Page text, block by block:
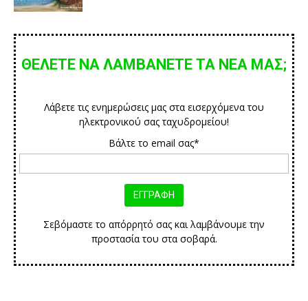
ΘΕΛΕΤΕ ΝΑ ΛΑΜΒΑΝΕΤΕ ΤΑ ΝΕΑ ΜΑΣ;
Λάβετε τις ενημερώσεις μας στα εισερχόμενα του
ηλεκτρονικού σας ταχυδρομείου!
Βάλτε το email σας*
Σεβόμαστε το απόρρητό σας και λαμβάνουμε την
προστασία του στα σοβαρά.